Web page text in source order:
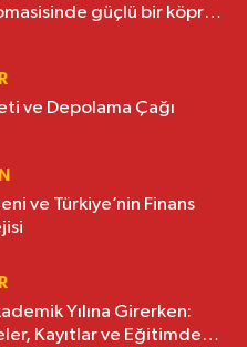
güçlü bir köprü
ve Depolama Çağı
ve Türkiye’nin Finans
Yılına Girerken:
Kayıtlar ve Eğitimde